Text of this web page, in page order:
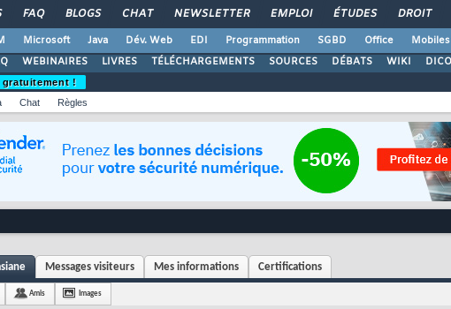
FAQ BLOGS CHAT NEWSLETTER EMPLOI ÉTUDES DROIT
Microsoft Java Dév. Web EDI Programmation SGBD Office Mobiles
WEBINAIRES LIVRES TÉLÉCHARGEMENTS SOURCES DÉBATS WIKI DICO
!
Chat Règles
Messages visiteurs Mes informations Certifications
Amis Images